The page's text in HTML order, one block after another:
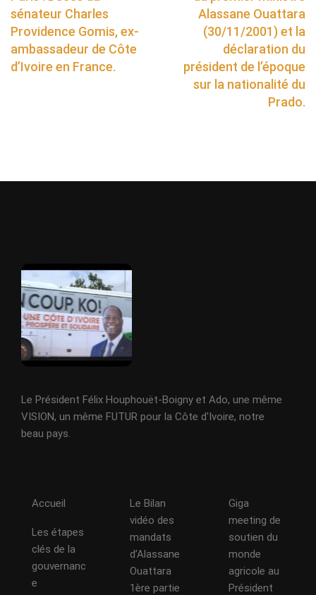
sénateur Charles
Providence Gomis, ex-
ambassadeur de Côte
d’Ivoire en France.
Alassane Ouattara
(30/11/2001) et la
déclaration du
président de l’époque
sur la nationalité du
Prado.
Le Président Félix Houphouët-Boigny et Ado, une même
VISION, un même FUTUR pour la Côte d'Ivoire, notre
beau pays.
Accueil
Les étapes
clés de la
gouvernanc
e
Le Bilan
vidéo des
mandats
d’Alassane
Ouattara
1ère partie
Giga
meeting de
soutien du
monde
agricole au
Président